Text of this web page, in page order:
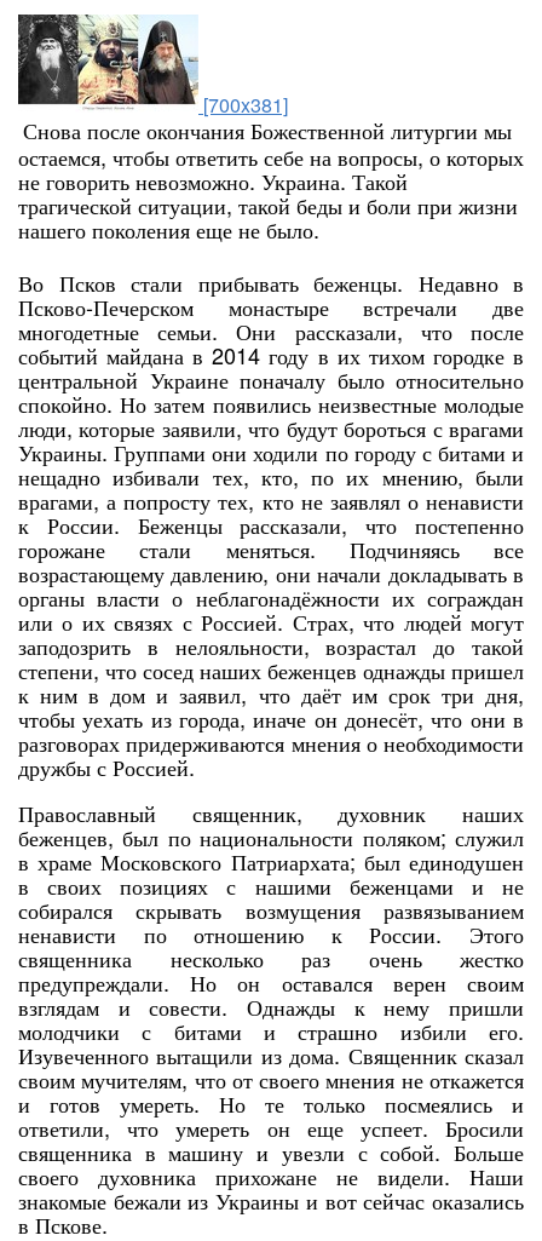
[700x381]
Снова после окончания Божественной литургии мы
остаемся, чтобы ответить себе на вопросы, о которых
не говорить невозможно. Украина. Такой
трагической ситуации, такой беды и боли при жизни
нашего поколения еще не было.
Во Псков стали прибывать беженцы. Недавно в
Псково-Печерском монастыре встречали две
многодетные семьи. Они рассказали, что после
событий майдана в 2014 году в их тихом городке в
центральной Украине поначалу было относительно
спокойно. Но затем появились неизвестные молодые
люди, которые заявили, что будут бороться с врагами
Украины. Группами они ходили по городу с битами и
нещадно избивали тех, кто, по их мнению, были
врагами, а попросту тех, кто не заявлял о ненависти
к России. Беженцы рассказали, что постепенно
горожане стали меняться. Подчиняясь все
возрастающему давлению, они начали докладывать в
органы власти о неблагонадёжности их сограждан
или о их связях с Россией. Страх, что людей могут
заподозрить в нелояльности, возрастал до такой
степени, что сосед наших беженцев однажды пришел
к ним в дом и заявил, что даёт им срок три дня,
чтобы уехать из города, иначе он донесёт, что они в
разговорах придерживаются мнения о необходимости
дружбы с Россией.
Православный священник, духовник наших
беженцев, был по национальности поляком; служил
в храме Московского Патриархата; был единодушен
в своих позициях с нашими беженцами и не
собирался скрывать возмущения развязыванием
ненависти по отношению к России. Этого
священника несколько раз очень жестко
предупреждали. Но он оставался верен своим
взглядам и совести. Однажды к нему пришли
молодчики с битами и страшно избили его.
Изувеченного вытащили из дома. Священник сказал
своим мучителям, что от своего мнения не откажется
и готов умереть. Но те только посмеялись и
ответили, что умереть он еще успеет. Бросили
священника в машину и увезли с собой. Больше
своего духовника прихожане не видели. Наши
знакомые бежали из Украины и вот сейчас оказались
в Пскове.